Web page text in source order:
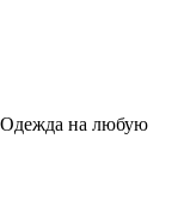
на любую